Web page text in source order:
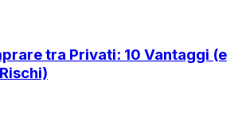
tra Privati: 10 Vantaggi (e